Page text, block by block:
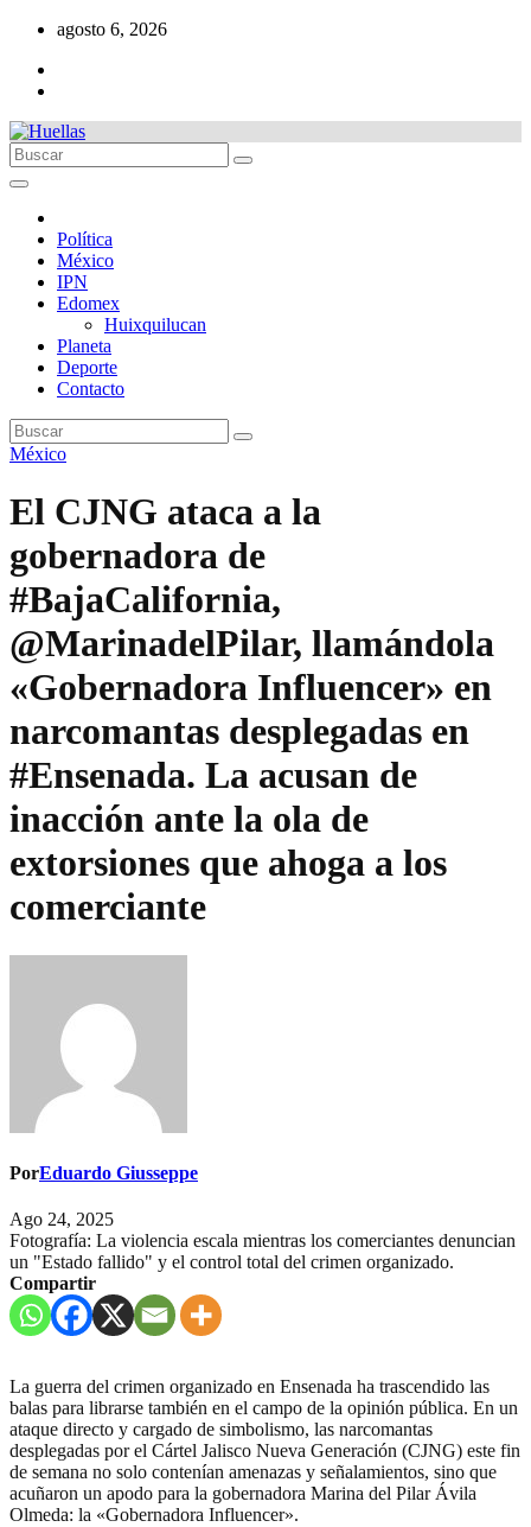
contenido
agosto 6, 2026
Política
México
IPN
Edomex
Huixquilucan
Planeta
Deporte
Contacto
México
El CJNG ataca a la
gobernadora de
#BajaCalifornia,
@MarinadelPilar, llamándola
«Gobernadora Influencer» en
narcomantas desplegadas en
#Ensenada. La acusan de
inacción ante la ola de
extorsiones que ahoga a los
comerciante
PorEduardo Giusseppe
Ago 24, 2025
Fotografía: La violencia escala mientras los comerciantes denuncian
un "Estado fallido" y el control total del crimen organizado.
Compartir
La guerra del crimen organizado en Ensenada ha trascendido las
balas para librarse también en el campo de la opinión pública. En un
ataque directo y cargado de simbolismo, las narcomantas
desplegadas por el Cártel Jalisco Nueva Generación (CJNG) este fin
de semana no solo contenían amenazas y señalamientos, sino que
acuñaron un apodo para la gobernadora Marina del Pilar Ávila
Olmeda: la «Gobernadora Influencer».